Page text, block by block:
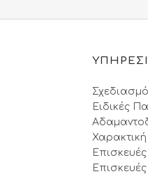
Ειδικές
Χαρακτική